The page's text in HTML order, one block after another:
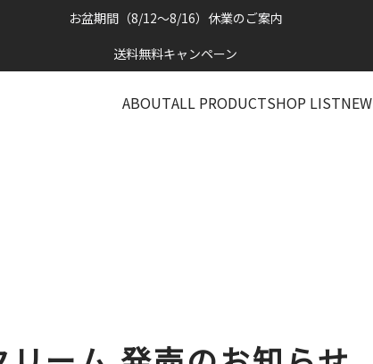
お盆期間（8/12～8/16）休業のご案内
送料無料キャンペーン
ABOUTALL PRODUCTSHOP LIST